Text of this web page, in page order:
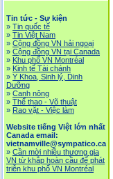
Tin tức - Sự kiện
» Tin quốc tế
» Tin Việt Nam
» Cộng đồng VN hải ngoại
» Cộng đồng VN tại Canada
» Khu phố VN Montréal
» Kinh tế Tài chánh
» Y Khoa, Sinh lý, Dinh
Dưỡng
» Canh nông
» Thể thao - Võ thuật
» Rao vặt - Việc làm
Website tiếng Việt lớn nhất
Canada email:
vietnamville@sympatico.ca
» Cần mời nhiều thương gia
VN từ khắp hoàn cầu để phát
triễn khu phố VN Montréal